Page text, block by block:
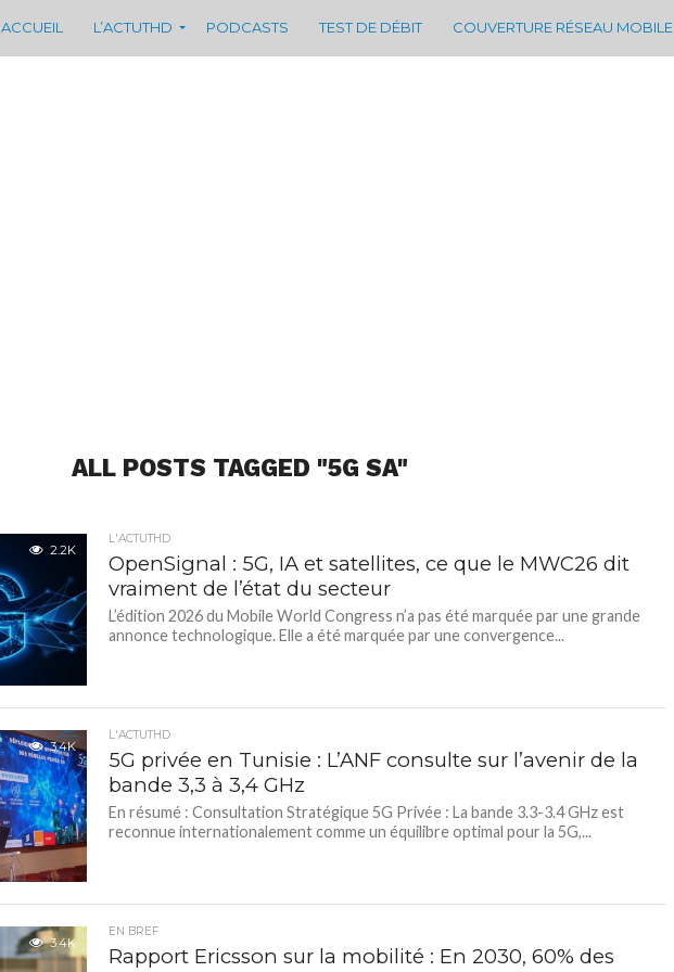
ACCUEIL L’ACTUTHD PODCASTS TEST DE DÉBIT COUVERTURE RÉSEAU MOBILE
ALL POSTS TAGGED "5G SA"
2.2K
L'ACTUTHD
OpenSignal : 5G, IA et satellites, ce que le MWC26 dit
vraiment de l’état du secteur
L’édition 2026 du Mobile World Congress n’a pas été marquée par une grande
annonce technologique. Elle a été marquée par une convergence...
3.4K
L'ACTUTHD
5G privée en Tunisie : L’ANF consulte sur l’avenir de la
bande 3,3 à 3,4 GHz
En résumé : Consultation Stratégique 5G Privée : La bande 3.3-3.4 GHz est
reconnue internationalement comme un équilibre optimal pour la 5G,...
3.4K
EN BREF
Rapport Ericsson sur la mobilité : En 2030, 60% des